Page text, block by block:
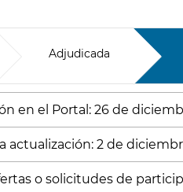
Adjudicada
en el Portal: 26 de
actualización: 2 de
o solicitudes de